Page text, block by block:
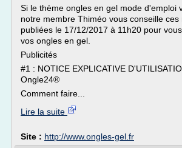
Si le thème ongles en gel mode d'emploi
notre membre Thiméo vous conseille ces
publiées le 17/12/2017 à 11h20 pour
vos ongles en gel.
Publicités
#1 : NOTICE EXPLICATIVE
Ongle24®
Comment faire...
Lire la suite
Site : http://www.ongles-gel.fr